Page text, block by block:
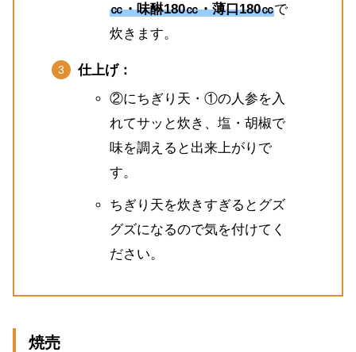
㏄・味醂180㏄・薄口180㏄で
炊きます。
仕上げ：
②にちぎり天・①の人参を入
れてサッと炊き、塩・胡椒で
味を調えると出来上がりで
す。
ちぎり天を炊きすぎるとグズ
グズになるので気を付けてく
ださい。
焼売